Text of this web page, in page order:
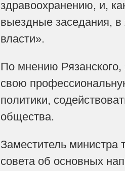
здравоохранению, и,
выездные заседания,
власти».
По мнению
свою
политики,
общества.
Заместитель министра
совета об основных